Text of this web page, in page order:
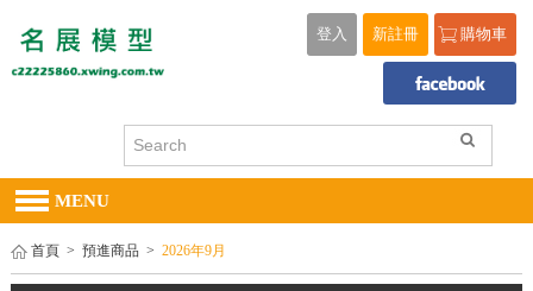
購物車
新註冊
登入
MENU
首頁 > 預進商品 > 2026年9月